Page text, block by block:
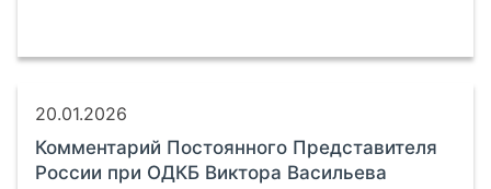
20.01.2026
Комментарий Постоянного Представителя
России при ОДКБ Виктора Васильева